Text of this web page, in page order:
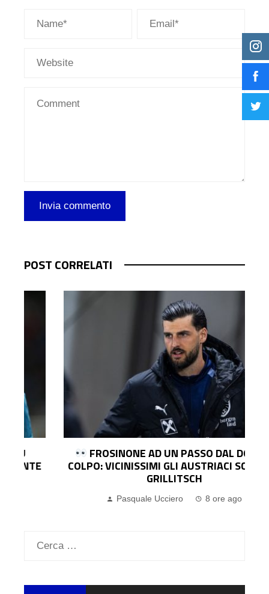
POST CORRELATI
FROSINONE AD UN PASSO DAL DOPPIO
COLPO: VICINISSIMI GLI AUSTRIACI SCHMID E
GRILLITSCH
Pasquale Ucciero 8 ore ago
Ricerca